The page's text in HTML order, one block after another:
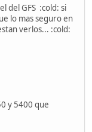
del GFS :cold: si
lo mas seguro en
verlos... :cold:
y 5400 que